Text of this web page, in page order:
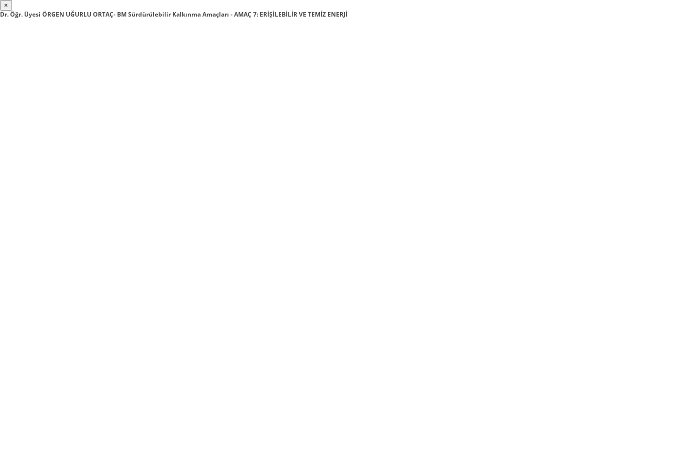
×
Dr. Öğr. Üyesi ÖRGEN UĞURLU ORTAÇ- BM Sürdürülebilir Kalkınma Amaçları - AMAÇ 7: ERİŞİLEBİLİR VE TEMİZ ENERJİ